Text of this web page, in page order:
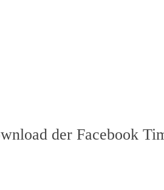
der Facebook